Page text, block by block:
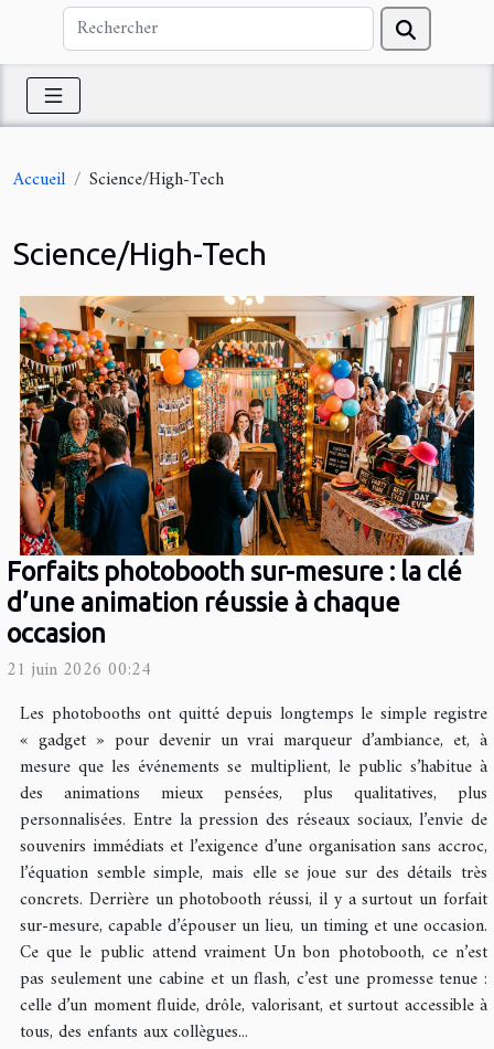
Accueil Science/High-Tech
Science/High-Tech
Forfaits photobooth sur-mesure : la clé
d’une animation réussie à chaque
occasion
21 juin 2026 00:24
Les photobooths ont quitté depuis longtemps le simple registre
« gadget » pour devenir un vrai marqueur d’ambiance, et, à
mesure que les événements se multiplient, le public s’habitue à
des animations mieux pensées, plus qualitatives, plus
personnalisées. Entre la pression des réseaux sociaux, l’envie de
souvenirs immédiats et l’exigence d’une organisation sans accroc,
l’équation semble simple, mais elle se joue sur des détails très
concrets. Derrière un photobooth réussi, il y a surtout un forfait
sur-mesure, capable d’épouser un lieu, un timing et une occasion.
Ce que le public attend vraiment Un bon photobooth, ce n’est
pas seulement une cabine et un flash, c’est une promesse tenue :
celle d’un moment fluide, drôle, valorisant, et surtout accessible à
tous, des enfants aux collègues...